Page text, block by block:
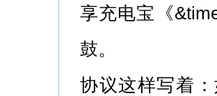
享充电宝《
鼓。
协议这样写着